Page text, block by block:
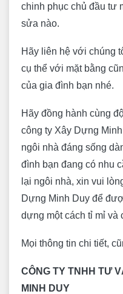
chinh phục chủ đầu tư
sửa nào.
Hãy liên hệ với chúng
cụ thể với mặt bằng
của gia đình bạn nhé.
Hãy đồng hành cùng
công ty Xây Dựng
ngôi nhà đáng sống
đình bạn đang có nhu
lại ngôi nhà, xin vui
Dựng Minh Duy để
dựng một cách tỉ mỉ và
Mọi thông tin chi tiết,
CÔNG TY TNHH TƯ
MINH DUY